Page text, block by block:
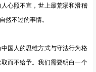
心照不宣，世上最荒谬和滑稽
然不过的事情。
国人的思维方式与守法行为格
而不给予。我们需要明白一个